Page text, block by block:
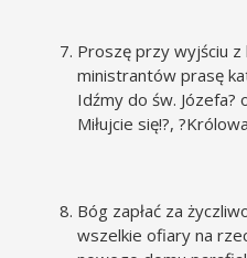
Proszę przy wyjściu z
ministrantów prasę
Idźmy do św. Józefa?
Miłujcie się!?,
Bóg zapłać za
wszelkie ofiary na